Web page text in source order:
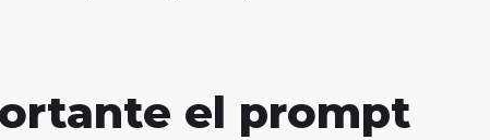
el prompt